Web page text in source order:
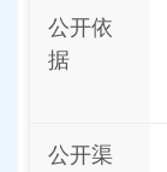
公开依
据
公开渠